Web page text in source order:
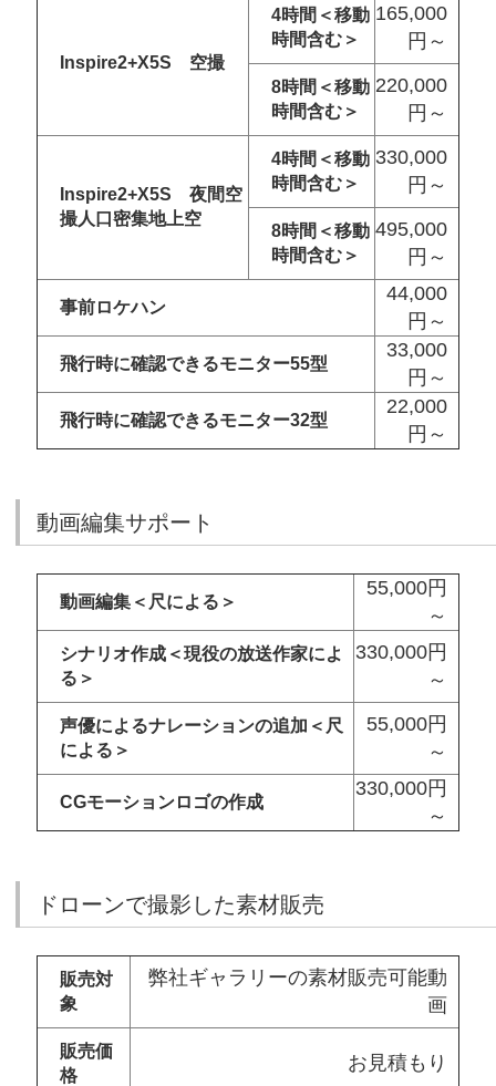
Inspire2+X5S 空撮
4時間＜移動
時間含む＞
165,000
円～
8時間＜移動
時間含む＞
220,000
円～
Inspire2+X5S 夜間空
撮人口密集地上空
4時間＜移動
時間含む＞
330,000
円～
8時間＜移動
時間含む＞
495,000
円～
事前ロケハン
44,000
円～
飛行時に確認できるモニター55型
33,000
円～
飛行時に確認できるモニター32型
22,000
円～
動画編集サポート
動画編集＜尺による＞
55,000円
～
シナリオ作成＜現役の放送作家によ
る＞
330,000円
～
声優によるナレーションの追加＜尺
による＞
55,000円
～
CGモーションロゴの作成
330,000円
～
ドローンで撮影した素材販売
販売対
象
弊社ギャラリーの素材販売可能動
画
販売価
格
お見積もり